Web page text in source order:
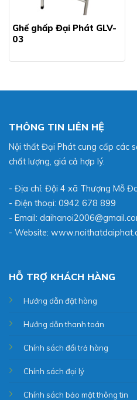
Ghế ghấp Đại Phát GLV-
03
THÔNG TIN LIÊN HỆ
Nội thất Đại Phát cung cấp các
chất lượng, giá cả hợp lý.
- Địa chỉ: Đội 4 xã Thượng Mỗ
- Điện thoại: 0942 678 899
- Email:
- Website:
HỖ TRỢ KHÁCH HÀNG
Hướng dẫn đặt hàng
Hướng dẫn thanh toán
Chính sách đổi trả hàng
Chính sách đại lý
Chính sách bảo mật thông tin